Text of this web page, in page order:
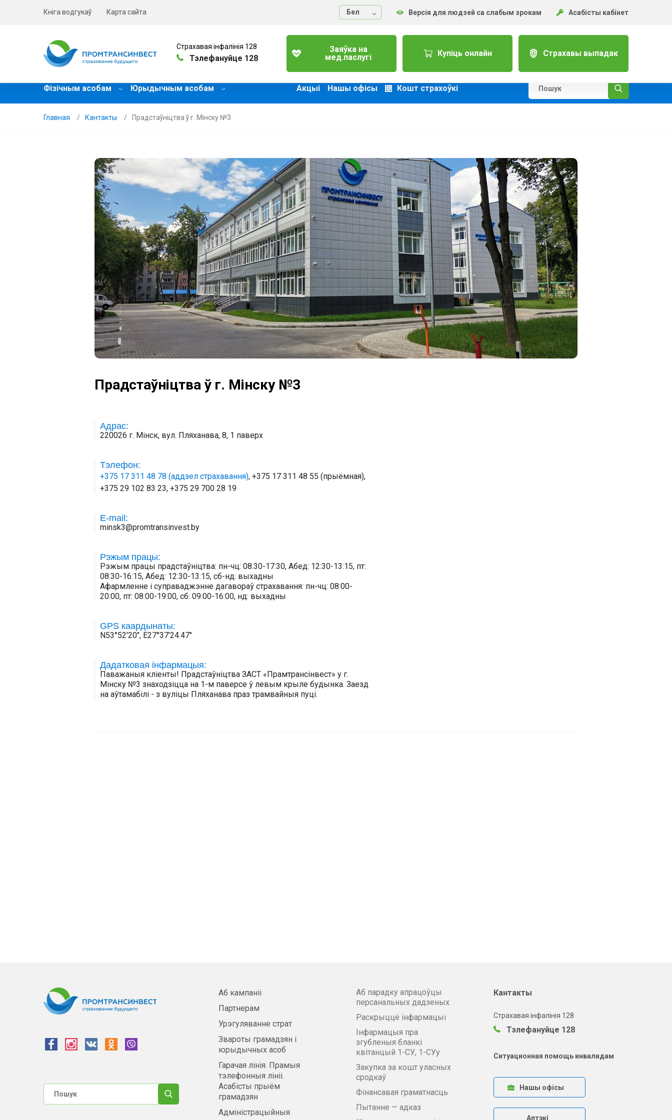
Кніга водгукаў Карта сайта Бел Версія для людзей са слабым зрокам Асабісты кабінет
Страхавая інфалінія 128
Тэлефануйце 128
Заяўка на
мед.паслугі
Купіць онлайн Страхавы выпадак
Фізічным асобам Юрыдычным асобам Акцыі Нашы офісы Кошт страхоўкi
Главная Кантакты Прадстаўніцтва ў г. Мінску №3
Прадстаўніцтва ў г. Мінску №3
Адрас:
220026 г. Мінск, вул. Пляханава, 8, 1 паверх
Тэлефон:
+375 17 311 48 78 (аддзел страхавання), +375 17 311 48 55 (прыёмная),
+375 29 102 83 23, +375 29 700 28 19
E-mail:
minsk3@promtransinvest.by
Рэжым працы:
Рэжым працы прадстаўніцтва: пн-чц: 08:30-17:30, Абед: 12:30-13:15, пт:
08:30-16:15, Абед: 12:30-13:15, сб-нд: выхадны
Афармленне і суправаджэнне дагавораў страхавання: пн-чц: 08:00-
20:00, пт: 08:00-19:00, сб: 09:00-16:00, нд: выхадны
GPS каардынаты:
N53°52'20", E27°37'24.47"
Дадатковая інфармацыя:
Паважаныя кліенты! Прадстаўніцтва ЗАСТ «Прамтрансінвест» у г.
Мінску №3 знаходзіцца на 1-м паверсе ў левым крыле будынка. Заезд
на аўтамабілі - з вуліцы Пляханава праз трамвайныя пуці.
Аб кампаніі
Партнерам
Урэгуляванне страт
Звароты грамадзян і
юрыдычных асоб
Гарачая лінія. Прамыя
тэлефонныя лініі.
Асабісты прыём
грамадзян
Адміністрацыйныя
Аб парадку апрацоўцы
персанальных дадзеных
Раскрыццё інфармацыі
Інфармацыя пра
згубленыя бланкі
квітанцый 1-СУ, 1-СУу
Закупка за кошт уласных
сродкаў
Фінансавая граматнасць
Пытанне — адказ
Кантакты
Страхавая інфалінія 128
Тэлефануйце 128
Ситуационная помощь инвалидам
Нашы офісы
Аптэкі